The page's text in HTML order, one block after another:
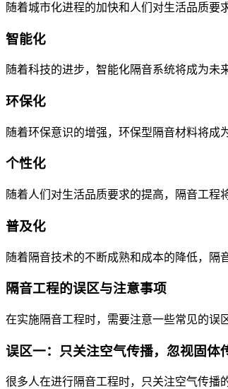
随着城市化进程的加快和人们对生活品质
智能化
随着科技的进步，智能化隔音系统将成为
环保化
随着环保意识的增强，环保型隔音材料将
个性化
随着人们对生活品质要求的提高，隔音工
普及化
随着隔音技术的不断成熟和成本的降低，
隔音工程的误区与注意事项
在实施隔音工程时，需要注意一些常见的误
误区一：只关注空气传播，忽视固体
很多人在进行隔音工程时，只关注空气传播